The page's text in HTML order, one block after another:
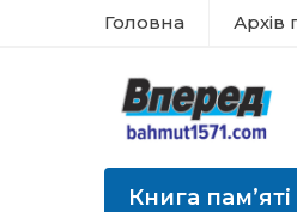
Головна Архів
Книга пам’яті